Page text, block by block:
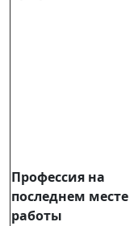
Профессия на
последнем месте
работы